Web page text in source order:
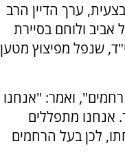
ערך הדיין הרב
אביב ולוחם בסיירת
שנפל מפיצוץ מטען
ואמר: "אנחנו
אנחנו מתפללים
לכן בעל הרחמים